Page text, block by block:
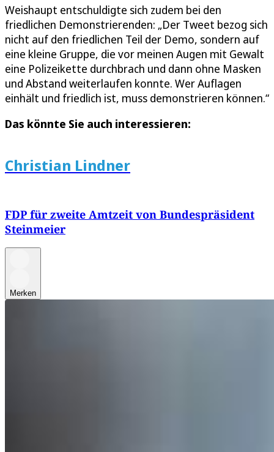
Weishaupt entschuldigte sich zudem bei den
friedlichen Demonstrierenden: „Der Tweet bezog sich
nicht auf den friedlichen Teil der Demo, sondern auf
eine kleine Gruppe, die vor meinen Augen mit Gewalt
eine Polizeikette durchbrach und dann ohne Masken
und Abstand weiterlaufen konnte. Wer Auflagen
einhält und friedlich ist, muss demonstrieren können.“
Das könnte Sie auch interessieren:
Christian Lindner
FDP für zweite Amtzeit von Bundespräsident
Steinmeier
Merken